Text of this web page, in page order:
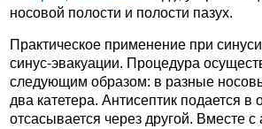
носовой полости и полости пазух.
Практическое применение при
синус-эвакуации. Процедура
следующим образом: в разные
два катетера. Антисептик подается в
отсасывается через другой. Вместе с